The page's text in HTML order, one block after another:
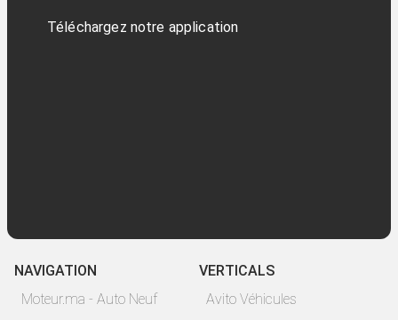
Téléchargez notre application
NAVIGATION
Moteur.ma - Auto Neuf
VERTICALS
Avito Véhicules